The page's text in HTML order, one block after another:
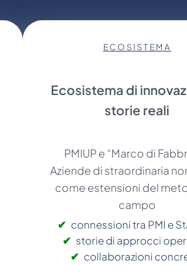
ECOSISTEMA
Ecosistema di
storie reali
PMIUP e “Marco di
Aziende di straordinaria
come estensioni del
campo
connessioni tra PMI e
storie di approcci
collaborazioni